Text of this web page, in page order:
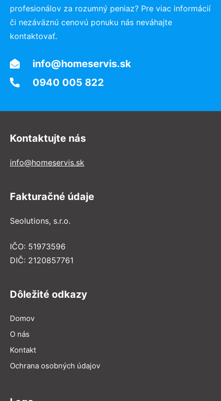
profesionálov za rozumný peniaz? Pre viac informácií
či nezáväznú cenovú ponuku nás neváhajte
kontaktovať.
info@homeservis.sk
0940 005 822
Kontaktujte nás
info@homeservis.sk
Fakturačné údaje
Seolutions, s.r.o.
IČO: 51973596
DIČ: 2120857761
Dôležité odkazy
Domov
O nás
Kontakt
Ochrana osobných údajov